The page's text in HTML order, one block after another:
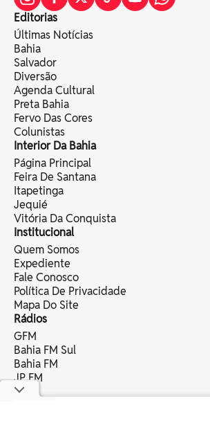
Editorias
Últimas Notícias
Bahia
Salvador
Diversão
Agenda Cultural
Preta Bahia
Fervo Das Cores
Colunistas
Interior Da Bahia
Página Principal
Feira De Santana
Itapetinga
Jequié
Vitória Da Conquista
Institucional
Quem Somos
Expediente
Fale Conosco
Política De Privacidade
Mapa Do Site
Rádios
GFM
Bahia FM Sul
Bahia FM
JP FM